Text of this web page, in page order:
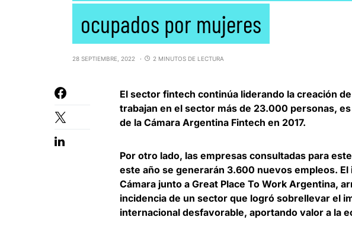
ocupados por mujeres
28 SEPTIEMBRE, 2022 2 MINUTOS DE LECTURA
El sector fintech continúa liderando la creación
trabajan en el sector más de 23.000 personas,
de la Cámara Argentina Fintech en 2017.
Por otro lado, las empresas consultadas para
este año se generarán 3.600 nuevos empleos.
Cámara junto a Great Place To Work Argentina,
incidencia de un sector que logró sobrellevar el
internacional desfavorable, aportando valor a la